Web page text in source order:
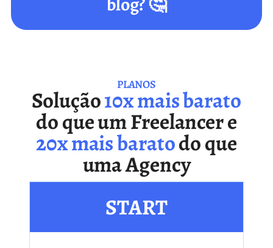
PLANOS
Solução10x mais barato
do que um Freelancer e
20x mais baratodo que
uma Agency
START